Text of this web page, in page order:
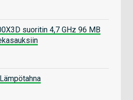
suoritin 4,7 GHz 96 MB